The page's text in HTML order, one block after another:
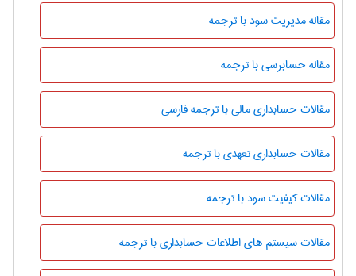
مقاله مدیریت سود با ترجمه
مقاله حسابرسی با ترجمه
مقالات حسابداری مالی با ترجمه فارسی
مقالات حسابداری تعهدی با ترجمه
مقالات کیفیت سود با ترجمه
مقالات سیستم های اطلاعات حسابداری با ترجمه